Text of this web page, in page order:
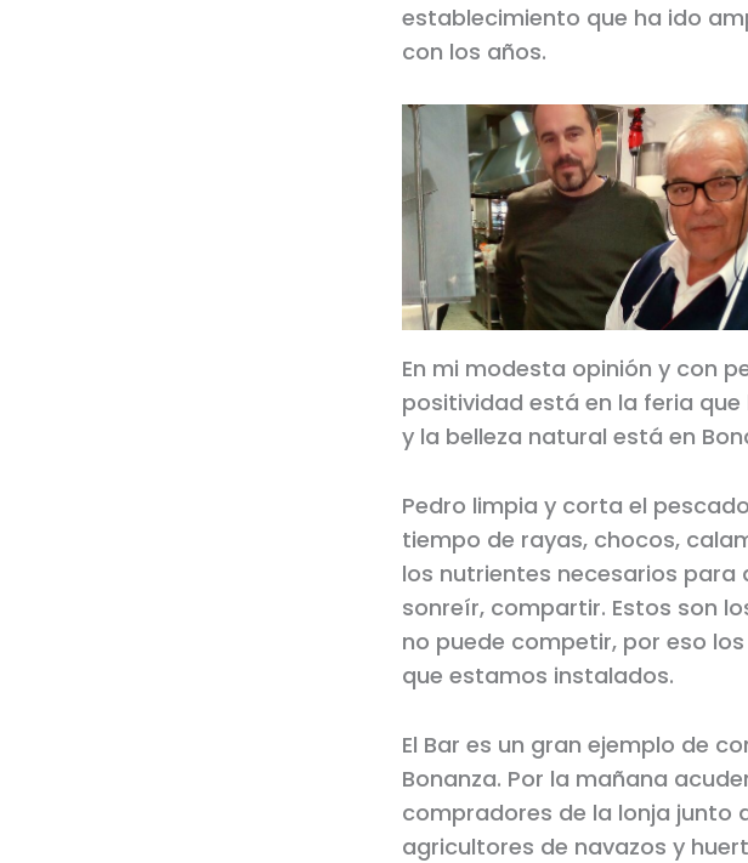
establecimiento que ha ido
con los años.
En mi modesta opinión y con
positividad está en la feria
y la belleza natural está en
Pedro limpia y corta el
tiempo de rayas, chocos,
los nutrientes necesarios para
sonreír, compartir. Estos son
no puede competir, por eso
que estamos instalados.
El Bar es un gran ejemplo de
Bonanza. Por la mañana
compradores de la lonja junto
agricultores de navazos y